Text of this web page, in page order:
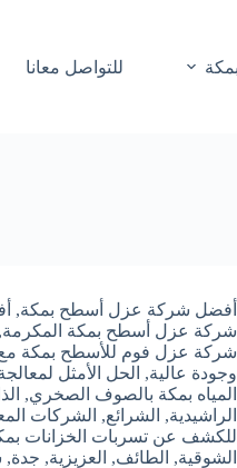
للتواصل معانا
أفضل شركة عزل أسطح بمكة,
شركة عزل أسطح بمكة المكرمة,
شركة عزل فوم للأسطح بمكة
وجودة عالية, الحل الأمثل
المياه بمكة بالصوف الصخري,
الراشيدية, الشرائع, الشركات
للكشف عن تسربات الخزانات
الشوقية, الطائف, العزيزية, جدة,